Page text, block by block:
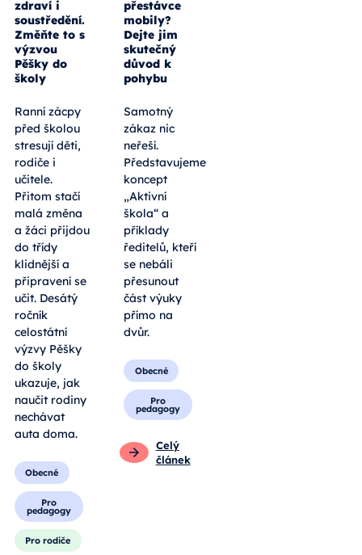
zdraví i
soustředění.
Změňte to s
výzvou
Pěšky do
školy
Ranní zácpy
před školou
stresují děti,
rodiče i
učitele.
Přitom stačí
malá změna
a žáci přijdou
do třídy
klidnější a
připravení se
učit. Desátý
ročník
celostátní
výzvy Pěšky
do školy
ukazuje, jak
naučit rodiny
nechávat
auta doma.
Obecné
Pro
pedagogy
Pro rodiče
přestávce
mobily?
Dejte jim
skutečný
důvod k
pohybu
Samotný
zákaz nic
neřeší.
Představujeme
koncept
„Aktivní
škola“ a
příklady
ředitelů, kteří
se nebáli
přesunout
část výuky
přímo na
dvůr.
Obecné
Pro
pedagogy
Celý
článek